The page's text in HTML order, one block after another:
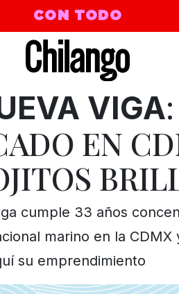
CON TODO
VIGA
EN
cumple 33 años
marino en la CDMX
su emprendimiento